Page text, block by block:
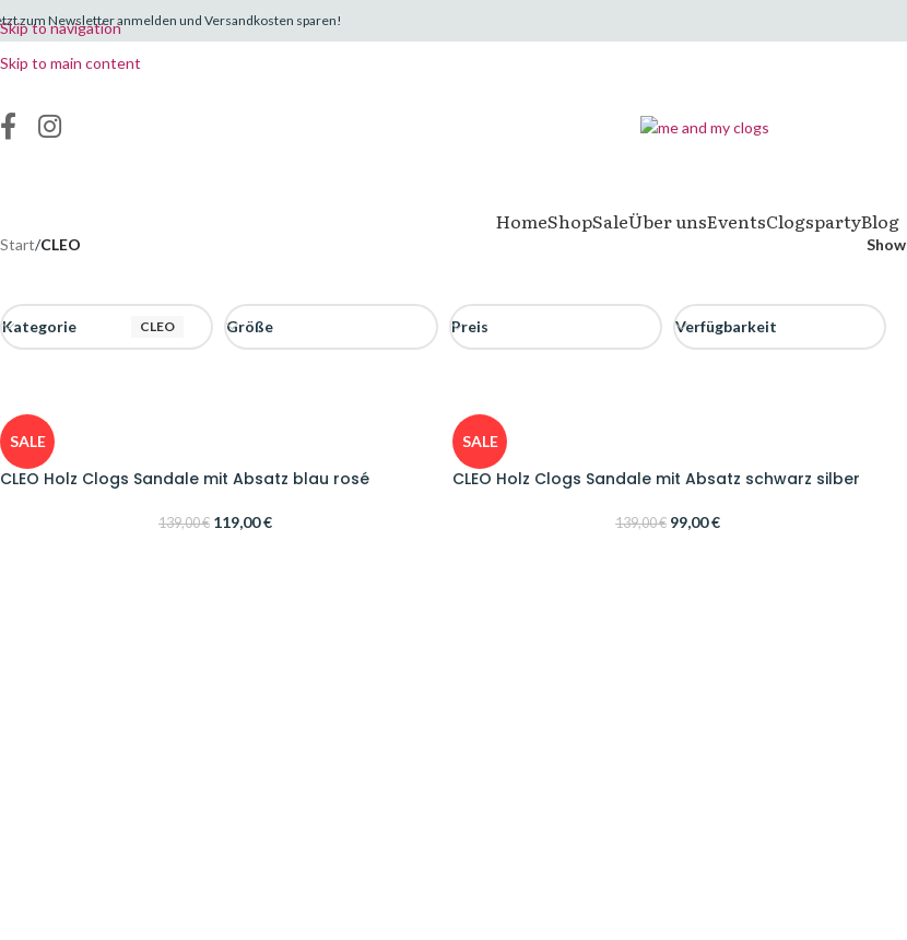
Skip to navigation
Skip to main content
zum Newsletter anmelden und Versandkosten sparen!
HomeShopSaleÜber unsEventsClogspartyBlog
Start/CLEO Show
Kategorie CLEO Größe Preis Verfügbarkeit
SALE
CLEO Holz Clogs Sandale mit Absatz blau rosé
139,00€ 119,00€
SALE
CLEO Holz Clogs Sandale mit Absatz schwarz silber
139,00€ 99,00€